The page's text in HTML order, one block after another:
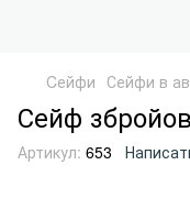
Cейфи Сейфи в
Сейф
Артикул: 653